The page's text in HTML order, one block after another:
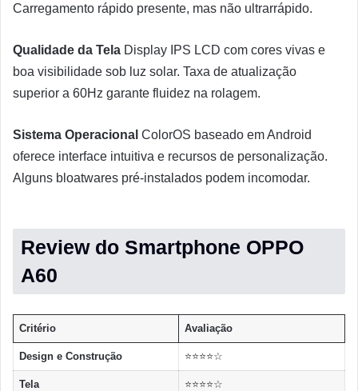
Carregamento rápido presente, mas não ultrarrápido.
Qualidade da Tela Display IPS LCD com cores vivas e
boa visibilidade sob luz solar. Taxa de atualização
superior a 60Hz garante fluidez na rolagem.
Sistema Operacional ColorOS baseado em Android
oferece interface intuitiva e recursos de personalização.
Alguns bloatwares pré-instalados podem incomodar.
Review do Smartphone OPPO
A60
Critério Avaliação
Design e Construção ⭐⭐⭐⭐☆
Tela ⭐⭐⭐⭐☆